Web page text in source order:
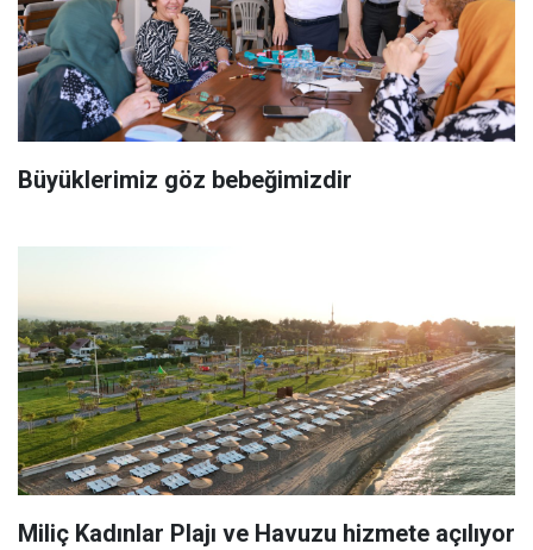
Büyüklerimiz göz bebeğimizdir
Miliç Kadınlar Plajı ve Havuzu hizmete açılıyor